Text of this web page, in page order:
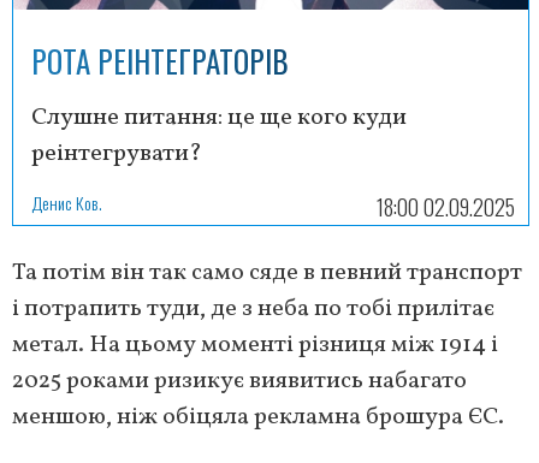
РОТА РЕІНТЕГРАТОРІВ
Слушне питання: це ще кого куди
реінтегрувати?
Денис Ков. 18:00 02.09.2025
Та потім він так само сяде в певний транспорт
і потрапить туди, де з неба по тобі прилітає
метал. На цьому моменті різниця між 1914 і
2025 роками ризикує виявитись набагато
меншою, ніж обіцяла рекламна брошура ЄС.